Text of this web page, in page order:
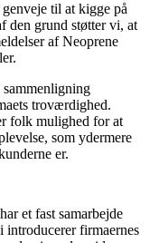
til at kigge på
den grund støtter vi, at
af Neoprene
sammenligning
troværdighed.
folk mulighed for at
som ydermere
er.
et fast samarbejde
firmaernes